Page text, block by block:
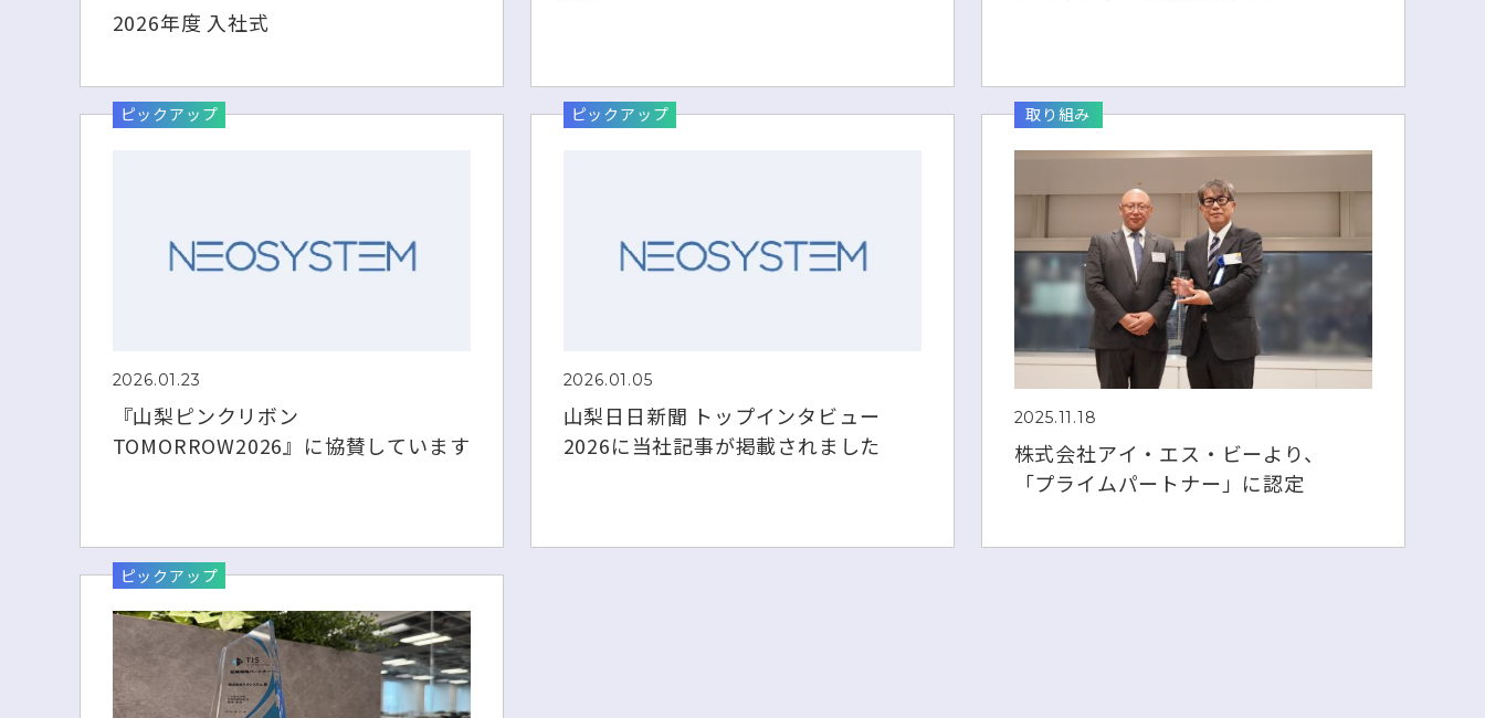
2026年度 入社式
ピックアップ
2026.01.23
『山梨ピンクリボン
TOMORROW2026』に協賛しています
ピックアップ
2026.01.05
山梨日日新聞 トップインタビュー
2026に当社記事が掲載されました
取り組み
2025.11.18
株式会社アイ・エス・ビーより、
「プライムパートナー」に認定
ピックアップ